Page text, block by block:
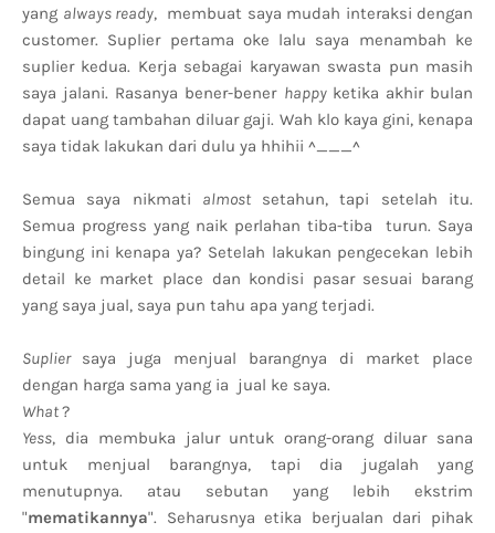
yang always ready, membuat saya mudah interaksi dengan
customer. Suplier pertama oke lalu saya menambah ke
suplier kedua. Kerja sebagai karyawan swasta pun masih
saya jalani. Rasanya bener-bener happy ketika akhir bulan
dapat uang tambahan diluar gaji. Wah klo kaya gini, kenapa
saya tidak lakukan dari dulu ya hhihii ^___^
Semua saya nikmati almost setahun, tapi setelah itu.
Semua progress yang naik perlahan tiba-tiba turun. Saya
bingung ini kenapa ya? Setelah lakukan pengecekan lebih
detail ke market place dan kondisi pasar sesuai barang
yang saya jual, saya pun tahu apa yang terjadi.
Suplier saya juga menjual barangnya di market place
dengan harga sama yang ia jual ke saya.
What?
Yess, dia membuka jalur untuk orang-orang diluar sana
untuk menjual barangnya, tapi dia jugalah yang
menutupnya. atau sebutan yang lebih ekstrim
"mematikannya". Seharusnya etika berjualan dari pihak